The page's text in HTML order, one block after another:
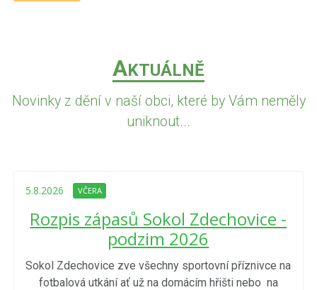
AKTUÁLNĚ
Novinky z dění v naší obci, které by Vám neměly
uniknout...
5.8.2026 VČERA
Rozpis zápasů Sokol Zdechovice -
podzim 2026
Sokol Zdechovice zve všechny sportovní příznivce na
fotbalová utkání ať už na domácím hřišti nebo na